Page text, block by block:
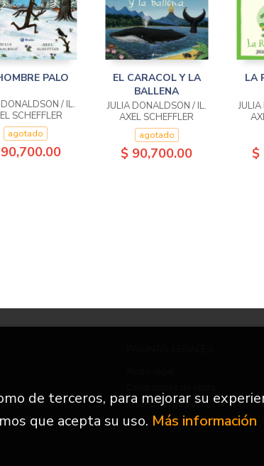
PALO
/ IL.
SCHEFFLER
agotado
EL CARACOL Y LA
BALLENA
JULIA DONALDSON / IL.
AXEL SCHEFFLER
agotado
$ 90,700.00
LA
$
Protección de datos
de terceros, para mejorar su
que acepta su uso. Más información